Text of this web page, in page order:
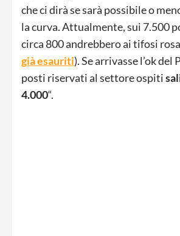
che ci dirà se sarà possibile o
la curva. Attualmente, sui 7.500
circa 800 andrebbero ai tifosi
già esauriti). Se arrivasse l’ok
posti riservati al settore ospiti
4.000“.